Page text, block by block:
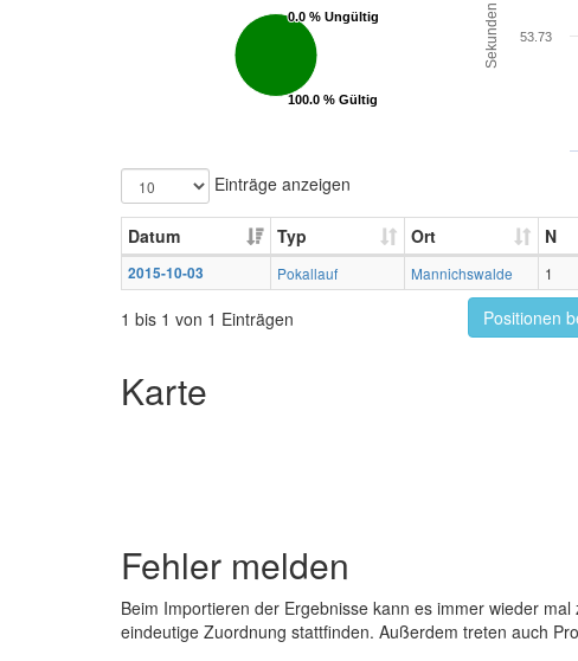
0.0 % Ungültig
0.0 % Ungültig
100.0 % Gültig
100.0 % Gültig
Sekunden 53.73
Einträge anzeigen
Datum Typ Ort N
2015-10-03 Pokallauf Mannichswalde 1
1 bis 1 von 1 Einträgen Positionen
Karte
Fehler melden
Beim Importieren der Ergebnisse kann es immer wieder
eindeutige Zuordnung stattfinden. Außerdem treten auch